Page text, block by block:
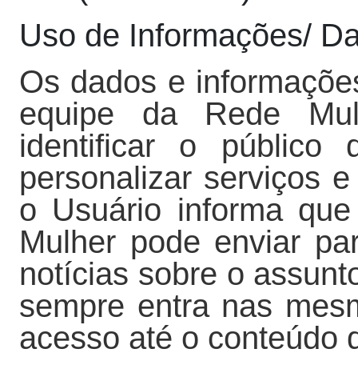
Uso de Informações/
Os dados e
equipe da Rede
identificar o público
personalizar serviços
o Usuário informa
Mulher pode enviar
notícias sobre o
sempre entra nas
acesso até o conteúdo